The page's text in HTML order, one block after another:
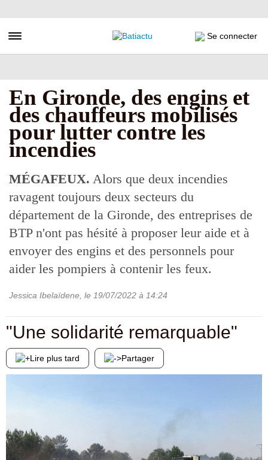
au
principal
Toggle navigation Se connecter
En Gironde, des engins et
des chauffeurs mobilisés
pour lutter contre les
incendies
MÉGAFEUX. Alors que deux incendies
ravagent toujours deux secteurs du
département de la Gironde, des entreprises de
BTP n'ont pas hésité à proposer leur aide et à
envoyer des engins et des personnels pour
aider les pompiers à contenir les feux.
Jessica Ibelaïdene , le 19/07/2022 à 14:24
"Une solidarité remarquable"
Lire plus tard Partager